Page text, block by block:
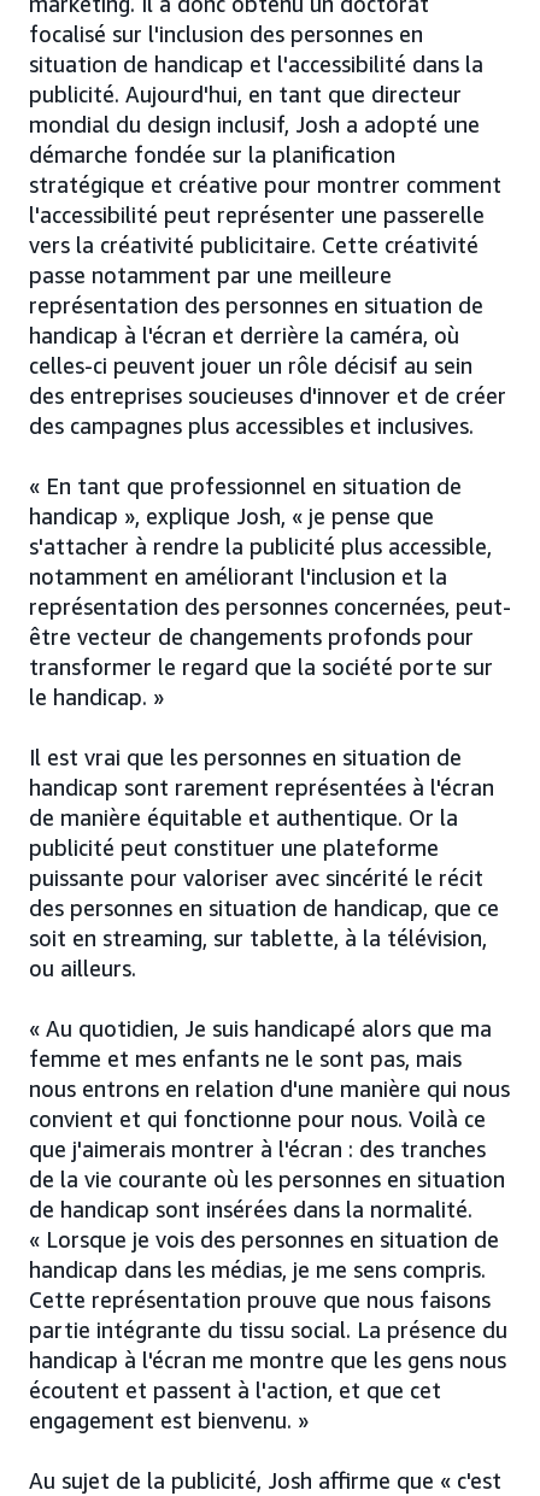
focalisé sur l'inclusion des personnes en
situation de handicap et l'accessibilité dans la
publicité. Aujourd'hui, en tant que directeur
mondial du design inclusif, Josh a adopté une
démarche fondée sur la planification
stratégique et créative pour montrer comment
l'accessibilité peut représenter une passerelle
vers la créativité publicitaire. Cette créativité
passe notamment par une meilleure
représentation des personnes en situation de
handicap à l'écran et derrière la caméra, où
celles-ci peuvent jouer un rôle décisif au sein
des entreprises soucieuses d'innover et de créer
des campagnes plus accessibles et inclusives.
« En tant que professionnel en situation de
handicap », explique Josh, « je pense que
s'attacher à rendre la publicité plus accessible,
notamment en améliorant l'inclusion et la
représentation des personnes concernées, peut-
être vecteur de changements profonds pour
transformer le regard que la société porte sur
le handicap. »
Il est vrai que les personnes en situation de
handicap sont rarement représentées à l'écran
de manière équitable et authentique. Or la
publicité peut constituer une plateforme
puissante pour valoriser avec sincérité le récit
des personnes en situation de handicap, que ce
soit en streaming, sur tablette, à la télévision,
ou ailleurs.
« Au quotidien, Je suis handicapé alors que ma
femme et mes enfants ne le sont pas, mais
nous entrons en relation d'une manière qui nous
convient et qui fonctionne pour nous. Voilà ce
que j'aimerais montrer à l'écran : des tranches
de la vie courante où les personnes en situation
de handicap sont insérées dans la normalité.
« Lorsque je vois des personnes en situation de
handicap dans les médias, je me sens compris.
Cette représentation prouve que nous faisons
partie intégrante du tissu social. La présence du
handicap à l'écran me montre que les gens nous
écoutent et passent à l'action, et que cet
engagement est bienvenu. »
Au sujet de la publicité, Josh affirme que « c'est